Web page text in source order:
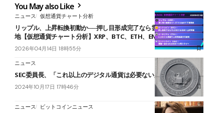
You May also Like
ニュース 仮想通貨チャート分析
リップル、上昇転換初動か──押し目形成完了なら雲下端まで上値余
地【仮想通貨チャート分析】XRP、BTC、ETH、ENJ
2026年04月14日 18時55分
ニュース
SEC委員長、「これ以上のデジタル通貨は必要ない」
2024年10月17日 17時46分
ニュース ビットコインニュース